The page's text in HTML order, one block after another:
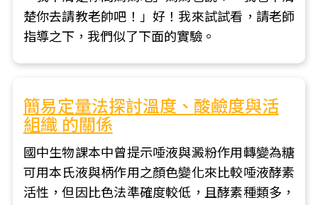
楚你去請教老帥吧！」好！我來試試看，請老師
指導之下，我們似了下面的實驗。
簡易定量法探討溫度、酸鹼度與活
組織 的關係
國中生物課本中曾提示唾液與澱粉作用轉變為糖
可用本氏液與柄作用之顏色變化來比較唾液酵素
活性，但因比色法準確度較低，且酵素種類多，